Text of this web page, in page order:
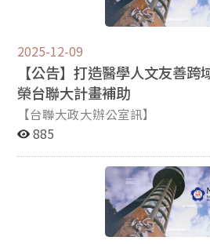
表並以E-mail寄至
「應徵115學年初談員--姓名」。(
https://forms.gle/
資訊。 甄選時程： 1.第一階段（資料審查） 通過資料審
查者，將於115年7月7日（二）前
獲遴用或不合格者，恕不另行通
mail並留意之。 2.第二階段（面試）將於115年7月14日
（二）進行。 如有疑問歡迎洽詢（02）8237-7404或
wen0719@nccu.edu.tw 黃靖雯心
私立大學院校研究所博、碩士學位
謝！ ============================ 台灣薩提爾成長
模式推展協會 協會官網：https://
絲團：https://
ID：@satir
2025-12-09
【公告】打造醫學人文友善
榮台聯大計畫補助
【台聯大政大辦公室訊】 115年度「榮台聯
合作研究計畫」結果揭曉，政治大
補助，政大補助金額達215萬元，
（以下簡稱北榮）的相對補助，總
本年度不僅通過件數增加，經費規
顯示本校教師從自身專長出發，逐
生醫資訊與心理健康等領域，展現
885